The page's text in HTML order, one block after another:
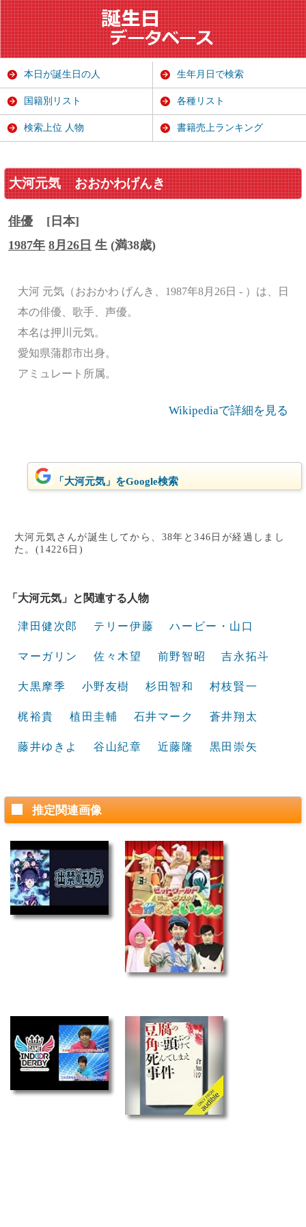
大河元気 おおかわげんき
俳優
[日本]
1987年 8月26日 生 (満38歳)
大河 元気（おおかわ げんき、1987年8月26日 - ）は、日
本の俳優、歌手、声優。
本名は押川元気。
愛知県蒲郡市出身。
アミュレート所属。
Wikipediaで詳細を見る
「大河元気」をGoogle検索
大河元気さんが誕生してから、38年と346日が経過しまし
た。(14226日)
「大河元気」と関連する人物
津田健次郎 テリー伊藤 ハービー・山口
マーガリン 佐々木望 前野智昭 吉永拓斗
大黒摩季 小野友樹 杉田智和 村枝賢一
梶裕貴 植田圭輔 石井マーク 蒼井翔太
藤井ゆきよ 谷山紀章 近藤隆 黒田崇矢
推定関連画像
本日が誕生日の人 生年月日で検索
国籍別リスト 各種リスト
検索上位 人物 書籍売上ランキング